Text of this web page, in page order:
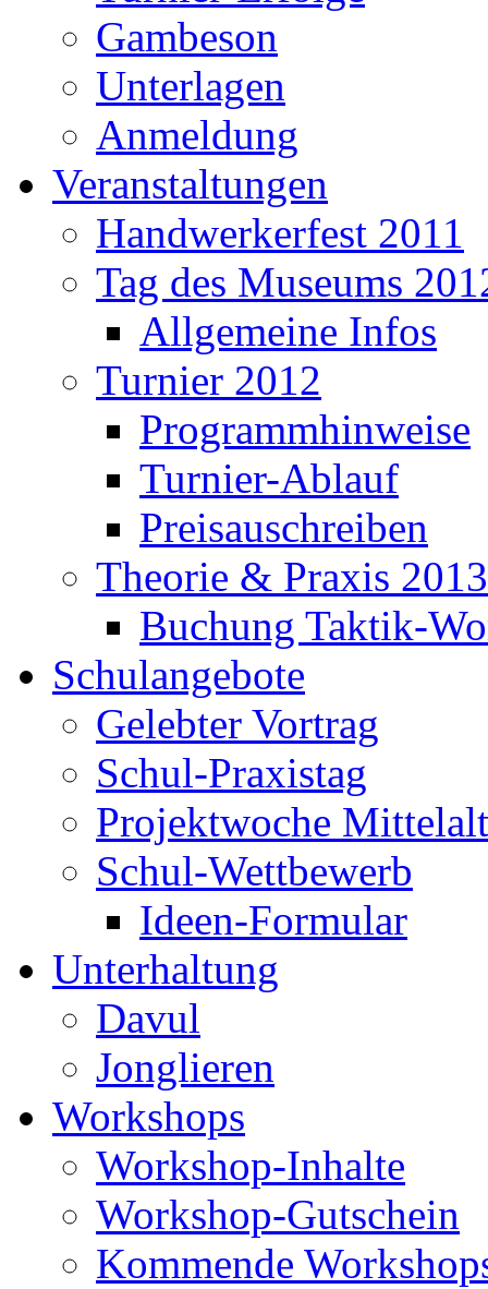
Gambeson
Unterlagen
Anmeldung
Veranstaltungen
Handwerkerfest 2011
Tag des Museums
Allgemeine Infos
Turnier 2012
Programmhinweise
Turnier-Ablauf
Preisauschreiben
Theorie & Praxis 2013
Buchung Taktik-
Schulangebote
Gelebter Vortrag
Schul-Praxistag
Projektwoche
Schul-Wettbewerb
Ideen-Formular
Unterhaltung
Davul
Jonglieren
Workshops
Workshop-Inhalte
Workshop-Gutschein
Kommende